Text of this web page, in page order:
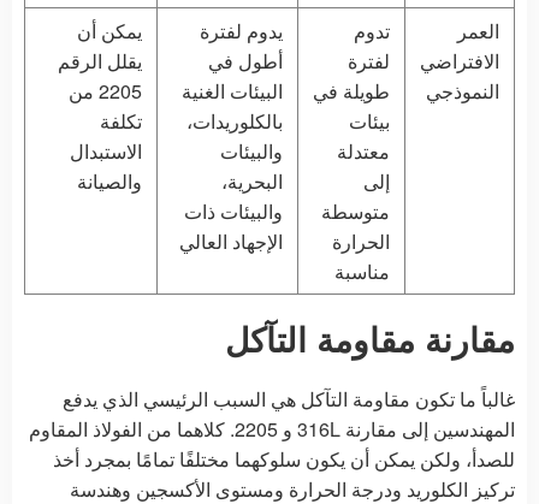
العمر
الافتراضي
النموذجي
تدوم
لفترة
طويلة في
بيئات
معتدلة
إلى
متوسطة
الحرارة
مناسبة
يدوم لفترة
أطول في
البيئات الغنية
بالكلوريدات،
والبيئات
البحرية،
والبيئات ذات
الإجهاد العالي
يمكن أن
يقلل الرقم
2205 من
تكلفة
الاستبدال
والصيانة
مقارنة مقاومة التآكل
غالباً ما تكون مقاومة التآكل هي السبب الرئيسي الذي يدفع
المهندسين إلى مقارنة 316L و 2205. كلاهما من الفولاذ المقاوم
للصدأ، ولكن يمكن أن يكون سلوكهما مختلفًا تمامًا بمجرد أخذ
تركيز الكلوريد ودرجة الحرارة ومستوى الأكسجين وهندسة